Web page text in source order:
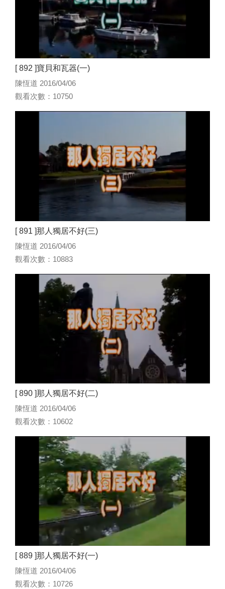
[ 892 ]寶貝和瓦器(一)
陳恆道 2016/04/06
觀看次數：10750
[ 891 ]那人獨居不好(三)
陳恆道 2016/04/06
觀看次數：10883
[ 890 ]那人獨居不好(二)
陳恆道 2016/04/06
觀看次數：10602
[ 889 ]那人獨居不好(一)
陳恆道 2016/04/06
觀看次數：10726